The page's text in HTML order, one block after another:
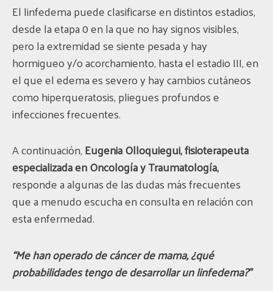
El linfedema puede clasificarse en distintos estadios,
desde la etapa 0 en la que no hay signos visibles,
pero la extremidad se siente pesada y hay
hormigueo y/o acorchamiento, hasta el estadio III, en
el que el edema es severo y hay cambios cutáneos
como hiperqueratosis, pliegues profundos e
infecciones frecuentes.
A continuación,Eugenia Olloquiegui, fisioterapeuta
especializada en Oncología y Traumatología,
responde a algunas de las dudas más frecuentes
que a menudo escucha en consulta en relación con
esta enfermedad.
“Me han operado de cáncer de mama, ¿qué
probabilidades tengo de desarrollar un linfedema?”